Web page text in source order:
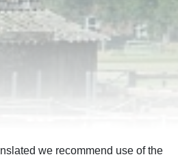
we recommend use of the